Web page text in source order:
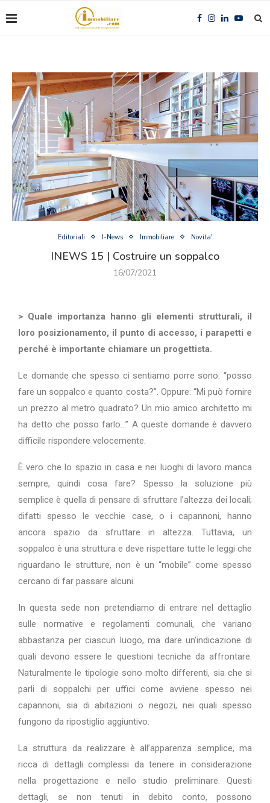
Editoriali I-News Immobiliare Novita'
INEWS 15 | Costruire un soppalco
16/07/2021
> Quale importanza hanno gli elementi strutturali, il
loro posizionamento, il punto di accesso, i parapetti e
perché è importante chiamare un progettista.
Le domande che spesso ci sentiamo porre sono: “posso
fare un soppalco e quanto costa?”. Oppure: “Mi può fornire
un prezzo al metro quadrato? Un mio amico architetto mi
ha detto che posso farlo…” A queste domande è davvero
difficile rispondere velocemente.
È vero che lo spazio in casa e nei luoghi di lavoro manca
sempre, quindi cosa fare? Spesso la soluzione più
semplice è quella di pensare di sfruttare l’altezza dei locali;
difatti spesso le vecchie case, o i capannoni, hanno
ancora spazio da sfruttare in altezza. Tuttavia, un
soppalco è una struttura e deve rispettare tutte le leggi che
riguardano le strutture, non è un “mobile” come spesso
cercano di far passare alcuni.
In questa sede non pretendiamo di entrare nel dettaglio
sulle normative e regolamenti comunali, che variano
abbastanza per ciascun luogo, ma dare un’indicazione di
quali devono essere le questioni tecniche da affrontare.
Naturalmente le tipologie sono molto differenti, sia che si
parli di soppalchi per uffici come avviene spesso nei
capannoni, sia di abitazioni o negozi, nei quali spesso
fungono da ripostiglio aggiuntivo.
La struttura da realizzare è all’apparenza semplice, ma
ricca di dettagli complessi da tenere in considerazione
nella progettazione e nello studio preliminare. Questi
dettagli, se non tenuti in debito conto, possono